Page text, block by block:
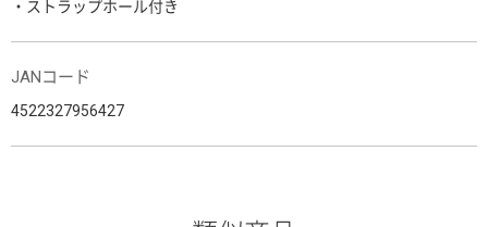
・ストラップホール付き
JANコード
4522327956427